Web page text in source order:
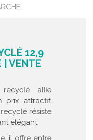
12,9
| VENTE
allie
prix attractif.
résiste
élégant.
il offre entre